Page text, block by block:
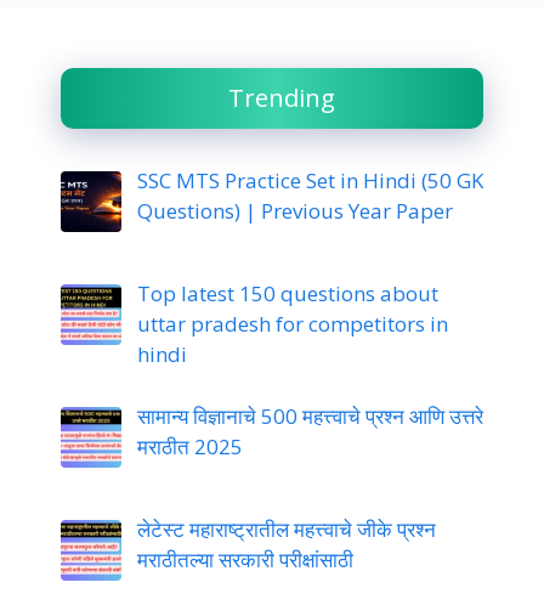
Trending
SSC MTS Practice Set in Hindi (50 GK
Questions) | Previous Year Paper
Top latest 150 questions about
uttar pradesh for competitors in
hindi
सामान्य विज्ञानाचे 500 महत्त्वाचे प्रश्न आणि उत्तरे
मराठीत 2025
लेटेस्ट महाराष्ट्रातील महत्त्वाचे जीके प्रश्न
मराठीतल्या सरकारी परीक्षांसाठी